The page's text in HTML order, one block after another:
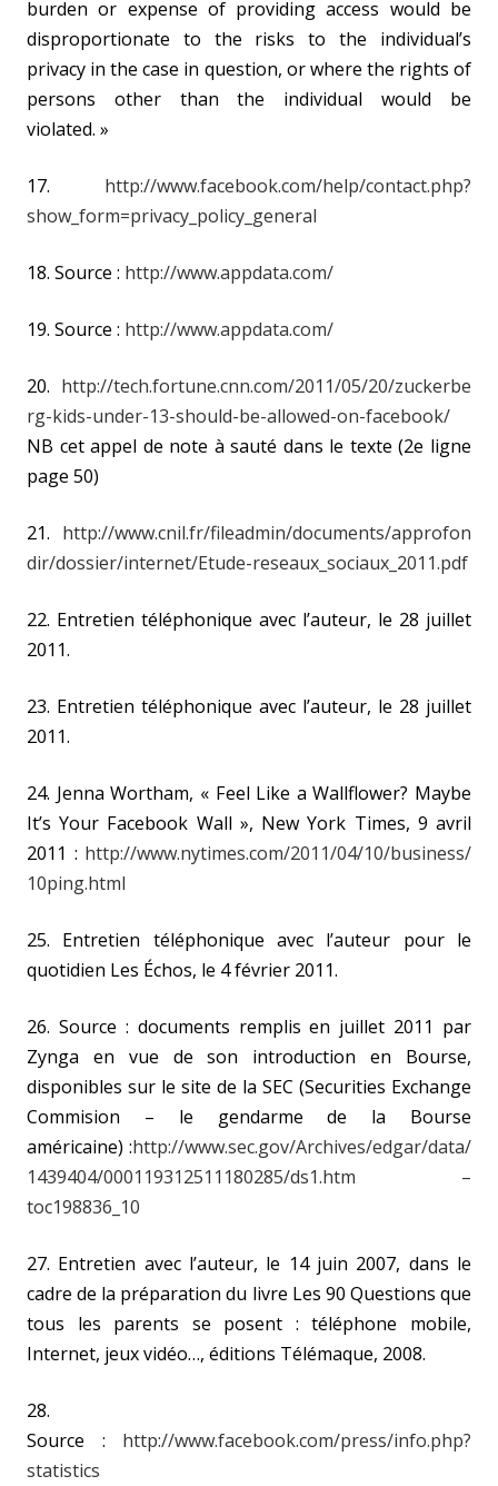
burden or expense of providing access would be
disproportionate to the risks to the individual’s
privacy in the case in question, or where the rights of
persons other than the individual would be
violated. »
17. http://www.facebook.com/help/contact.php?
show_form=privacy_policy_general
18. Source : http://www.appdata.com/
19. Source : http://www.appdata.com/
20. http://tech.fortune.cnn.com/2011/05/20/zuckerbe
rg-kids-under-13-should-be-allowed-on-facebook/
NB cet appel de note à sauté dans le texte (2e ligne
page 50)
21. http://www.cnil.fr/fileadmin/documents/approfon
dir/dossier/internet/Etude-reseaux_sociaux_2011.pdf
22. Entretien téléphonique avec l’auteur, le 28 juillet
2011.
23. Entretien téléphonique avec l’auteur, le 28 juillet
2011.
24. Jenna Wortham, « Feel Like a Wallflower? Maybe
It’s Your Facebook Wall », New York Times, 9 avril
2011 : http://www.nytimes.com/2011/04/10/business/
10ping.html
25. Entretien téléphonique avec l’auteur pour le
quotidien Les Échos, le 4 février 2011.
26. Source : documents remplis en juillet 2011 par
Zynga en vue de son introduction en Bourse,
disponibles sur le site de la SEC (Securities Exchange
Commision – le gendarme de la Bourse
américaine) :http://www.sec.gov/Archives/edgar/data/
1439404/000119312511180285/ds1.htm –
toc198836_10
27. Entretien avec l’auteur, le 14 juin 2007, dans le
cadre de la préparation du livre Les 90 Questions que
tous les parents se posent : téléphone mobile,
Internet, jeux vidéo…, éditions Télémaque, 2008.
28.
Source : http://www.facebook.com/press/info.php?
statistics